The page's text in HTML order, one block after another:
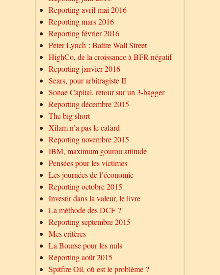
Reporting avril-mai 2016
Reporting mars 2016
Reporting février 2016
Peter Lynch : Battre Wall Street
HighCo, de la croissance à BFR négatif
Reporting janvier 2016
Sears, pour arbitragiste II
Sonae Capital, retour sur un 3-bagger
Reporting décembre 2015
The big short
Xilam n’a pas le cafard
Reporting novembre 2015
IBM, maximum gourou attitude
Pensées pour les victimes
Les journées de l’économie
Reporting octobre 2015
Investir dans la valeur, le livre
La méthode des DCF ?
Reporting septembre 2015
Mes critères
La Bourse pour les nuls
Reporting août 2015
Spitfire Oil, où est le problème ?